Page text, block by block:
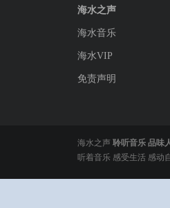
海水之声
海水音乐
海水VIP
免责声明
海水之声 聆听音乐 品味
听着音乐 感受生活 感动